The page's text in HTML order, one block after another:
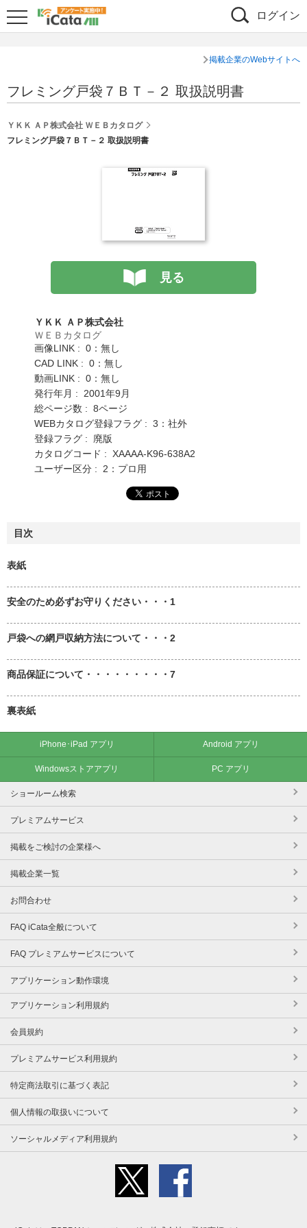
ログイン
掲載企業のWebサイトへ
フレミング戸袋７ＢＴ－２ 取扱説明書
ＹＫＫ ＡＰ株式会社 ＷＥＢカタログ
フレミング戸袋７ＢＴ－２ 取扱説明書
見る
ＹＫＫ ＡＰ株式会社
ＷＥＢカタログ
画像LINK : 0：無し
CAD LINK : 0：無し
動画LINK : 0：無し
発行年月 : 2001年9月
総ページ数 : 8ページ
WEBカタログ登録フラグ : 3：社外
登録フラグ : 廃版
カタログコード : XAAAA-K96-638A2
ユーザー区分 : 2：プロ用
目次
表紙
安全のため必ずお守りください・・・1
戸袋への網戸収納方法について・・・2
商品保証について・・・・・・・・・7
裏表紙
iPhone･iPad アプリ Android アプリ
Windowsストアアプリ PC アプリ
ショールーム検索
プレミアムサービス
掲載をご検討の企業様へ
掲載企業一覧
お問合わせ
FAQ iCata全般について
FAQ プレミアムサービスについて
アプリケーション動作環境
アプリケーション利用規約
会員規約
プレミアムサービス利用規約
特定商法取引に基づく表記
個人情報の取扱いについて
ソーシャルメディア利用規約